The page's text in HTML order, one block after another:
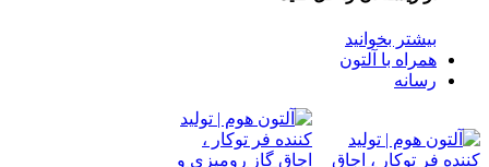
بیشتر بخوانید
همراه با آلتون
رسانه